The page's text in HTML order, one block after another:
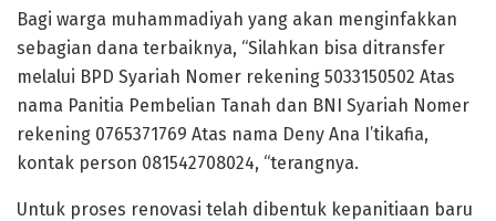
Bagi warga muhammadiyah yang akan menginfakkan
sebagian dana terbaiknya, “Silahkan bisa ditransfer
melalui BPD Syariah Nomer rekening 5033150502 Atas
nama Panitia Pembelian Tanah dan BNI Syariah Nomer
rekening 0765371769 Atas nama Deny Ana I’tikafia,
kontak person 081542708024, “terangnya.
Untuk proses renovasi telah dibentuk kepanitiaan baru